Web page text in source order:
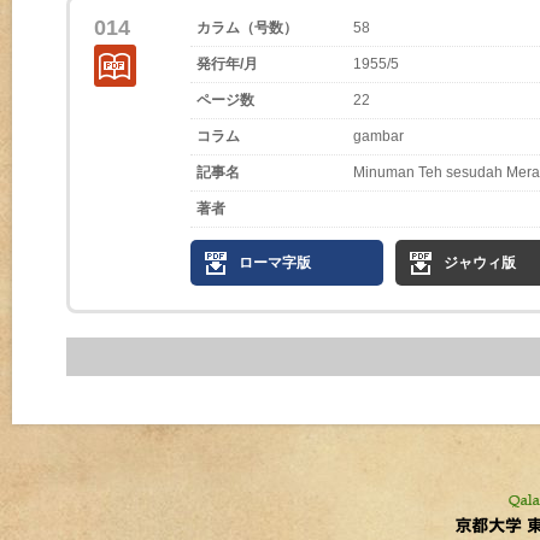
014 カラム（号数） 58
発行年/月 1955/5
ページ数 22
コラム gambar
記事名 Minuman Teh sesudah
著者
ローマ字版 ジャウィ版